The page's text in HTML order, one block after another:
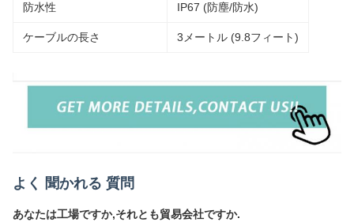
防水性 IP67 (防塵/防水)
ケーブルの長さ 3メートル (9.8フィート)
よく 聞かれる 質問
あなたは工場ですか,それとも貿易会社ですか.